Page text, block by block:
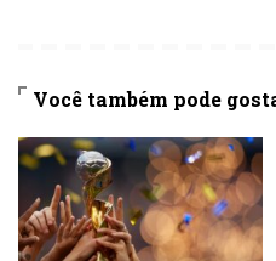
Você também pode